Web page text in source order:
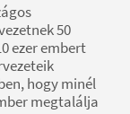
50
ezer embert
hogy minél
megtalálja